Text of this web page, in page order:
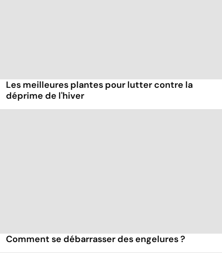
Les meilleures plantes pour lutter contre la
déprime de l'hiver
Comment se débarrasser des engelures ?